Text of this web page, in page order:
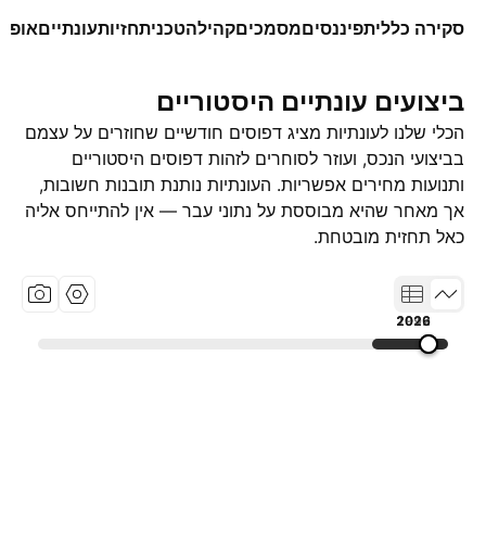
סקירה כלליתפיננסיםמסמכיםקהילהטכניתחזיותעונתיים
ביצועים עונתיים היסטוריים
הכלי שלנו לעונתיות מציג דפוסים חודשיים שחוזרים על עצמם
בביצועי הנכס, ועוזר לסוחרים לזהות דפוסים היסטוריים
ותנועות מחירים אפשריות. העונתיות נותנת תובנות חשובות,
אך מאחר שהיא מבוססת על נתוני עבר — אין להתייחס אליה
כאל תחזית מובטחת.
1999
2012
2026